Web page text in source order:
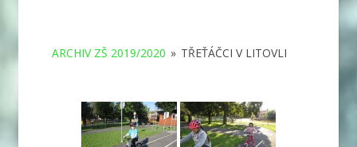
ARCHIV ZŠ 2019/2020 » TŘEŤÁČCI V LITOVLI